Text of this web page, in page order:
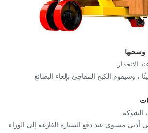
الانحدار
، وسيقوم الكبح المفاجئ بإلغاء البضائع
الشوكة
مستوى عند دفع السيارة الفارغة إلى الوراء